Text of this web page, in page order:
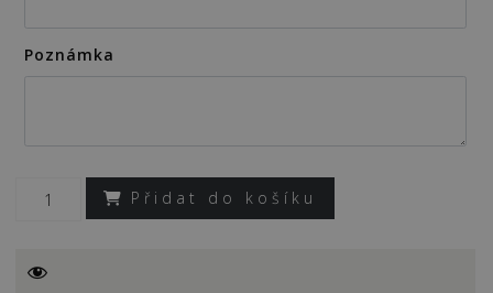
Poznámka
TREZOR
dárková
Přidat do košíku